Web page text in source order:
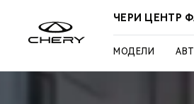
ЧЕРИ ЦЕНТР
МОДЕЛИ